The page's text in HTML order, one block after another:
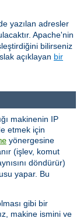
yazılan adresler
Apache'nin
bilirseniz
açıklayan bir
makinenin IP
etmek için
yönergesine
(işlev, komut
döndürür)
yapar. Bu
gibi bir
makine ismini ve